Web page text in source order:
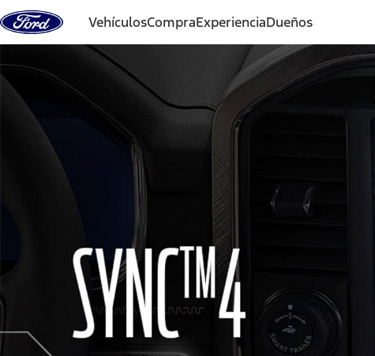
VehículosCompraExperienciaDueños